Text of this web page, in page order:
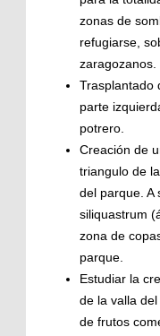
zonas de
refugiarse,
zaragozanos.
Trasplantado
parte
potrero.
Creación de
triangulo de
del parque. A
siliquastrum
zona de
parque.
Estudiar la
de la valla
de frutos